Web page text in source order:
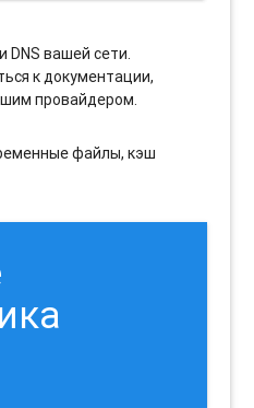
DNS вашей сети.
к документации,
провайдером.
файлы, кэш